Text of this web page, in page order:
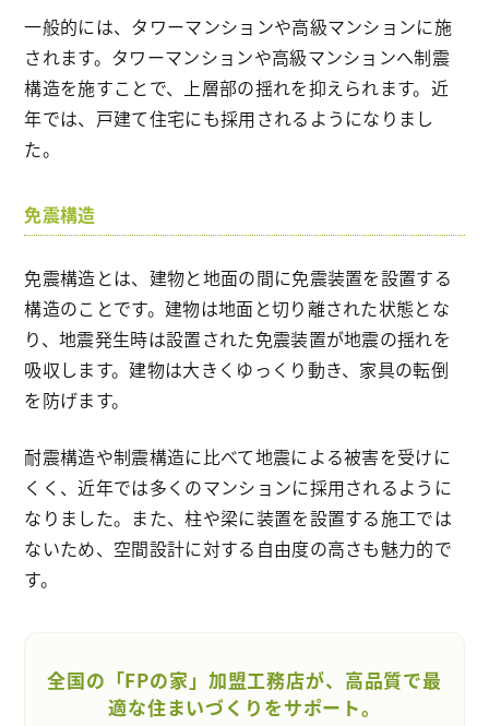
一般的には、タワーマンションや高級マンションに施
されます。タワーマンションや高級マンションへ制震
構造を施すことで、上層部の揺れを抑えられます。近
年では、戸建て住宅にも採用されるようになりまし
た。
免震構造
免震構造とは、建物と地面の間に免震装置を設置する
構造のことです。建物は地面と切り離された状態とな
り、地震発生時は設置された免震装置が地震の揺れを
吸収します。建物は大きくゆっくり動き、家具の転倒
を防げます。
耐震構造や制震構造に比べて地震による被害を受けに
くく、近年では多くのマンションに採用されるように
なりました。また、柱や梁に装置を設置する施工では
ないため、空間設計に対する自由度の高さも魅力的で
す。
全国の「FPの家」加盟工務店が、高品質で最
適な住まいづくりをサポート。